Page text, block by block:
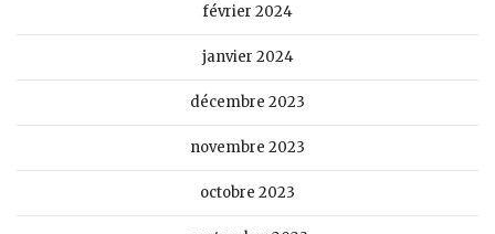
février 2024
janvier 2024
décembre 2023
novembre 2023
octobre 2023